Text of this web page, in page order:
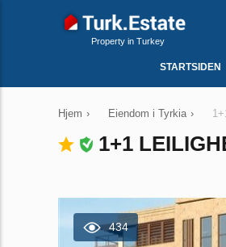
Property in Turkey
STARTSIDEN
Hjem › Eiendom i Tyrkia ›
1+1
434